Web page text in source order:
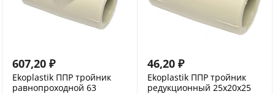
607,20 ₽
Ekoplastik ППР тройник
равнопроходной 63
46,20 ₽
Ekoplastik ППР тройник
редукционный 25x20x25